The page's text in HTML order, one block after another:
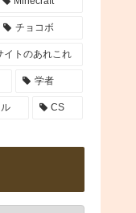
チョコボ
イトのあれこれ
学者
CS